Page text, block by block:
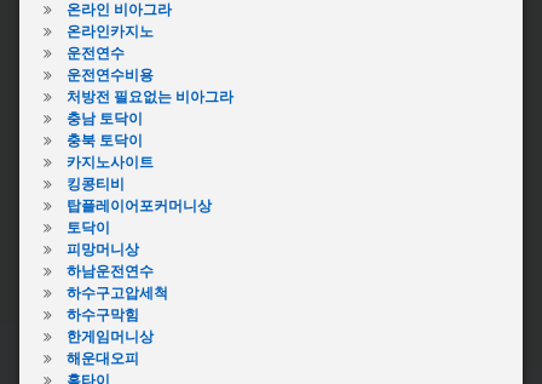
온라인 비아그라
온라인카지노
운전연수
운전연수비용
처방전 필요없는 비아그라
충남 토닥이
충북 토닥이
카지노사이트
킹콩티비
탑플레이어포커머니상
토닥이
피망머니상
하남운전연수
하수구고압세척
하수구막힘
한게임머니상
해운대오피